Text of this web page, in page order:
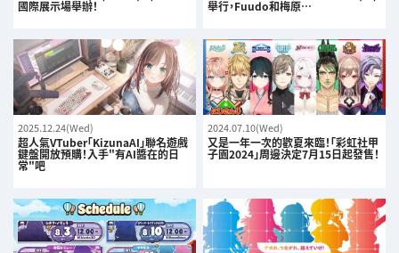
國際展示場舉辦！ 舉行，Fuudo和梅原…
2025.12.24(Wed)
超人氣VTuber「KizunaAI」聯名遊戲
鍵盤開放預購！入手"有AI醬在的日
常"吧
2024.07.10(Wed)
又是一年一次的歡夏來臨！「彩虹社甲
子園2024」周邊決定7月15日起發售！